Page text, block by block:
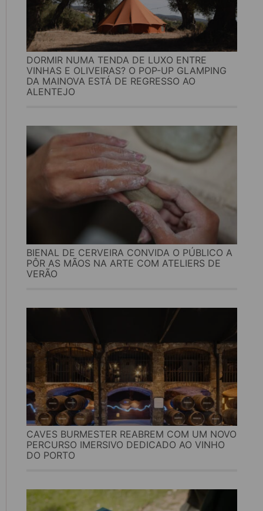
DORMIR NUMA TENDA DE LUXO ENTRE
VINHAS E OLIVEIRAS? O POP-UP GLAMPING
DA MAINOVA ESTÁ DE REGRESSO AO
ALENTEJO
BIENAL DE CERVEIRA CONVIDA O PÚBLICO A
PÔR AS MÃOS NA ARTE COM ATELIERS DE
VERÃO
CAVES BURMESTER REABREM COM UM NOVO
PERCURSO IMERSIVO DEDICADO AO VINHO
DO PORTO